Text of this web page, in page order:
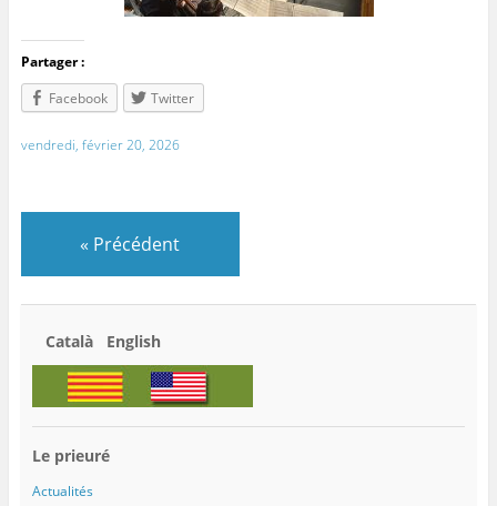
Partager :
Facebook
Twitter
vendredi, février 20, 2026
« Précédent
Català English
Le prieuré
Actualités